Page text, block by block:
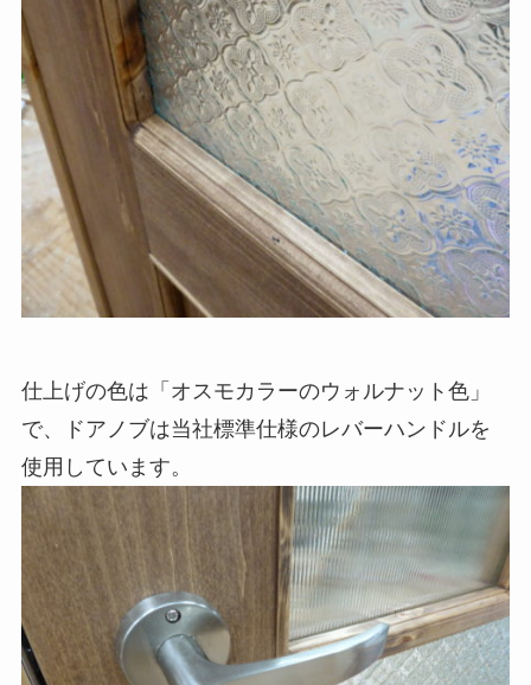
仕上げの色は「オスモカラーのウォルナット色」
で、ドアノブは当社標準仕様のレバーハンドルを
使用しています。